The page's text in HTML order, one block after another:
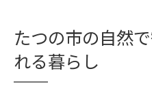
たつの市の四季と
心安らぐ空間づくりに
たつの市の自然
れる暮らし